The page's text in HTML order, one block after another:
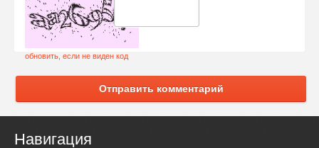
обновить, если не виден код
Отправить комментарий
Навигация